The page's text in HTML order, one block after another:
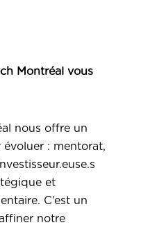
Montréal vous
nous offre un
: mentorat,
et
C’est un
notre